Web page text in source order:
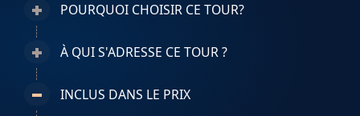
POURQUOI CHOISIR CE TOUR?
À QUI S'ADRESSE CE TOUR ?
INCLUS DANS LE PRIX